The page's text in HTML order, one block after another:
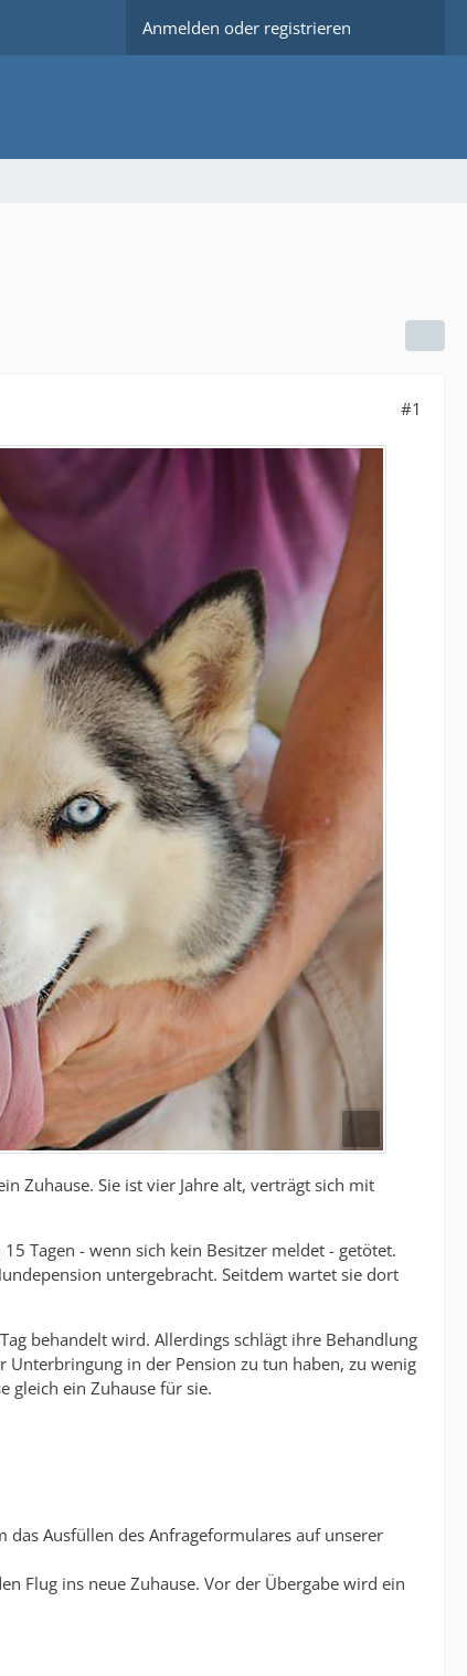
Anmelden oder registrieren
#1
Zuhause. Sie ist vier Jahre alt, verträgt sich mit
Tagen - wenn sich kein Besitzer meldet - getötet.
untergebracht. Seitdem wartet sie dort
behandelt wird. Allerdings schlägt ihre Behandlung
in der Pension zu tun haben, zu wenig
gleich ein Zuhause für sie.
Ausfüllen des Anfrageformulares auf unserer
Flug ins neue Zuhause. Vor der Übergabe wird ein